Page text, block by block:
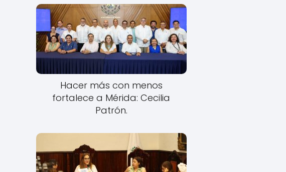
Hacer más con menos
fortalece a Mérida: Cecilia
Patrón.